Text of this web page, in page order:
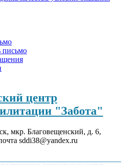
письмо
центр
"Забота"
мкр. Благовещенский, д. 6,
sddi38@yandex.ru